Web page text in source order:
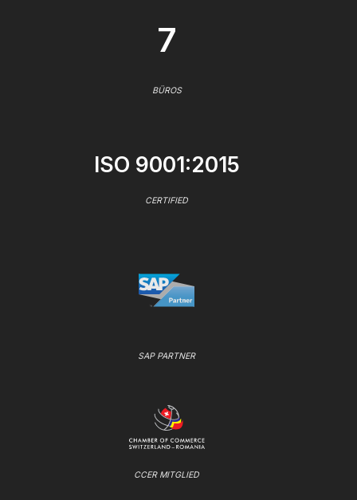
7
BÜROS
ISO 9001:2015
CERTIFIED
SAP PARTNER
CCER MITGLIED